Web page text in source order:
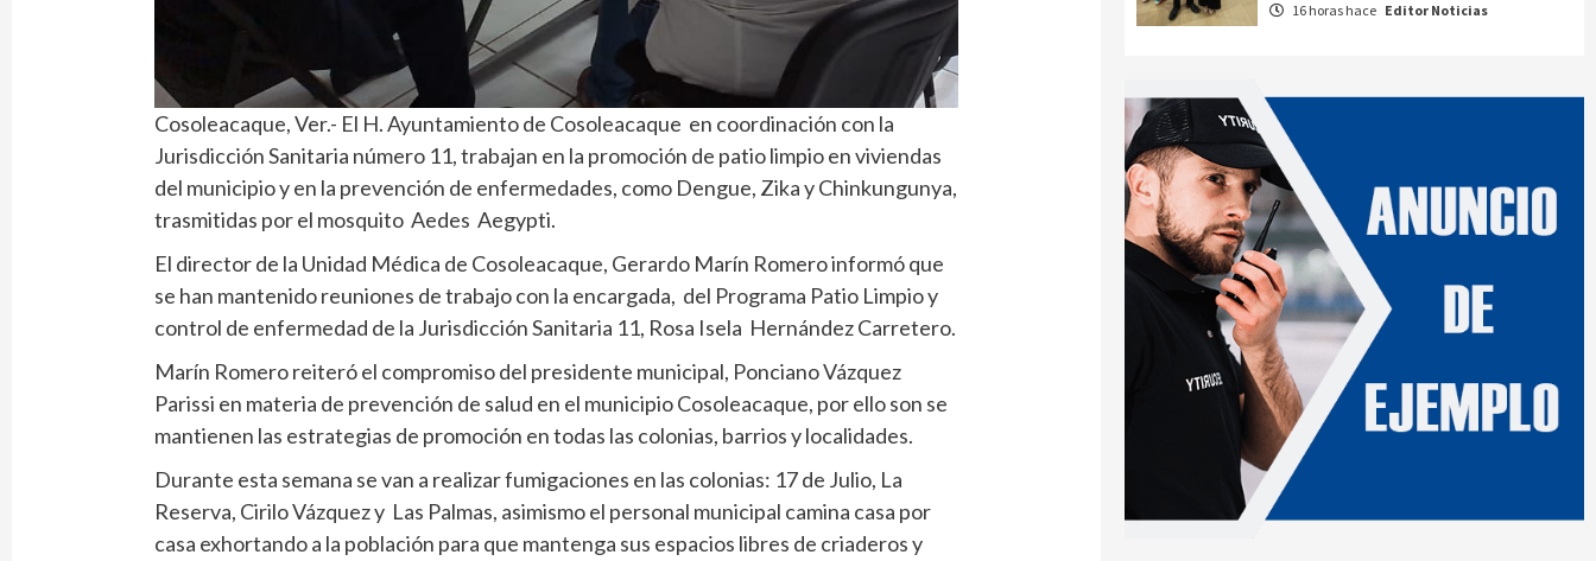
Cosoleacaque, Ver.- El H. Ayuntamiento de Cosoleacaque en coordinación con la
Jurisdicción Sanitaria número 11, trabajan en la promoción de patio limpio en viviendas
del municipio y en la prevención de enfermedades, como Dengue, Zika y Chinkungunya,
trasmitidas por el mosquito Aedes Aegypti.
El director de la Unidad Médica de Cosoleacaque, Gerardo Marín Romero informó que
se han mantenido reuniones de trabajo con la encargada, del Programa Patio Limpio y
control de enfermedad de la Jurisdicción Sanitaria 11, Rosa Isela Hernández Carretero.
Marín Romero reiteró el compromiso del presidente municipal, Ponciano Vázquez
Parissi en materia de prevención de salud en el municipio Cosoleacaque, por ello son se
mantienen las estrategias de promoción en todas las colonias, barrios y localidades.
Durante esta semana se van a realizar fumigaciones en las colonias: 17 de Julio, La
Reserva, Cirilo Vázquez y Las Palmas, asimismo el personal municipal camina casa por
casa exhortando a la población para que mantenga sus espacios libres de criaderos y
16 horas hace Editor Noticias